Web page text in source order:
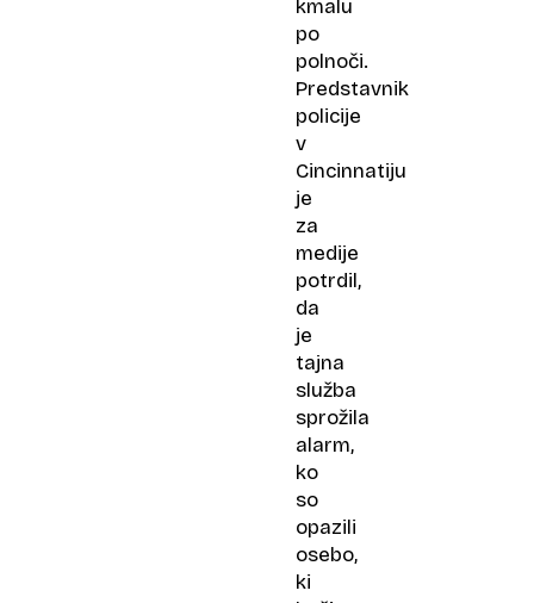
kmalu
po
polnoči.
Predstavnik
policije
v
Cincinnatiju
je
za
medije
potrdil,
da
je
tajna
služba
sprožila
alarm,
ko
so
opazili
osebo,
ki